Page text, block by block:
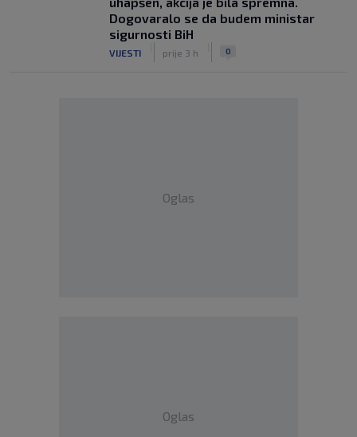
Dogovaralo se da budem ministar
sigurnosti BiH
VIJESTI prije 3 h 0
Oglas
Oglas